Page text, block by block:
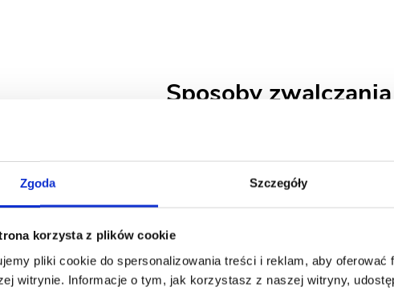
Zgoda Szczegóły
korzysta z plików cookie
pliki cookie do spersonalizowania treści i reklam, aby oferować
witrynie. Informacje o tym, jak korzystasz z naszej witryny,
Sposoby zwalczania
Opryski chemiczne, np. preparatemMospilan 20